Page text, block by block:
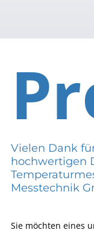
Vielen Dank
hochwertigen
Messtechnik
Sie möchten eines